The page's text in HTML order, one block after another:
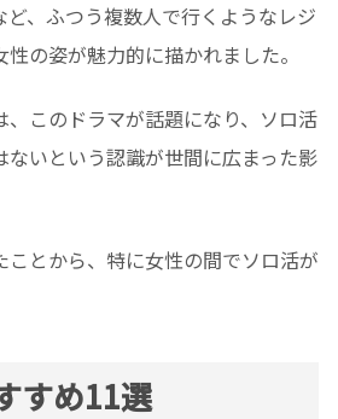
ど、ふつう複数人で行くようなレジ
の姿が魅力的に描かれました。
このドラマが話題になり、ソロ活
いという認識が世間に広まった影
とから、特に女性の間でソロ活が
すめ11選